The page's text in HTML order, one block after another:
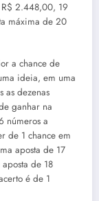
2.448,00, 19
máxima de 20
a chance de
ideia, em uma
as dezenas
ganhar na
números a
de 1 chance em
aposta de 17
de 18
é de 1